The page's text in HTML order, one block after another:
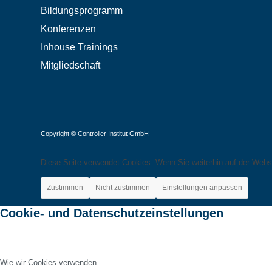
Bildungsprogramm
Konferenzen
Inhouse Trainings
Mitgliedschaft
Copyright © Controller Institut GmbH
Diese Seite verwendet Cookies. Wenn Sie weiterhin auf der
Zustimmen Nicht zustimmen Einstellungen anpassen
Cookie- und Datenschutzeinstellungen
Wie wir Cookies verwenden